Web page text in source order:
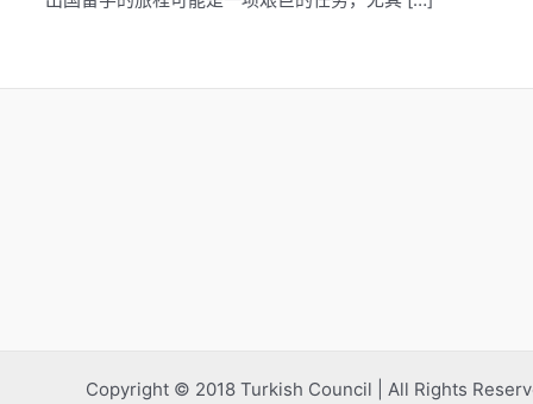
Copyright © 2018 Turkish Council | All Rights